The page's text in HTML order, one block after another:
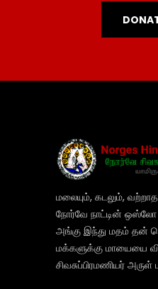
மலையும், கடலும்,
நோர்வே நாட்டின்
அங்கு இந்து மதம் தன்
மக்களுக்கு மாயையை
சிவசுப்பிரமணியர் அருள்